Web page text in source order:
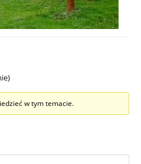
w tym temacie.